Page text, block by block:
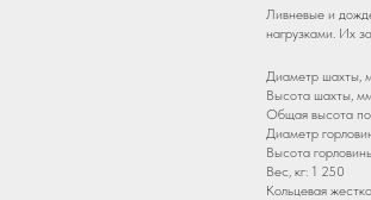
Ливневые и
нагрузками. Их
Диаметр шахты,
Высота шахты,
Общая высота
Диаметр
Высота
Вес, кг: 1 250
Кольцевая